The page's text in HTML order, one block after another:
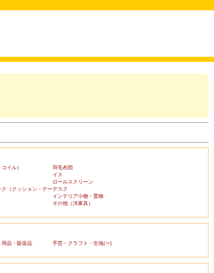
イル）
羽毛布団
イス
ロールスクリーン
（クッション・テーデスク
インテリア小物・置物
その他（洋家具）
用品・販促品
手芸・クラフト・生地(⇒)